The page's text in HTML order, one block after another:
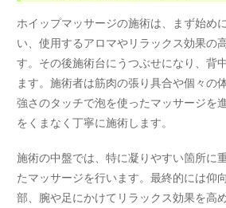
ホイップマッサージの施術は、まず始め
い、使用するアロマやリラックス効果の
す。その後施術台にうつぶせになり、背
ます。施術者は筋肉の張り具合や個々の
強さのタッチで泡を使ったマッサージを
をくまなく丁寧に施術します。
施術の中盤では、特に凝りやすい箇所に
たマッサージを行います。最終的には仰
部、腕や足にかけてリラックス効果を高